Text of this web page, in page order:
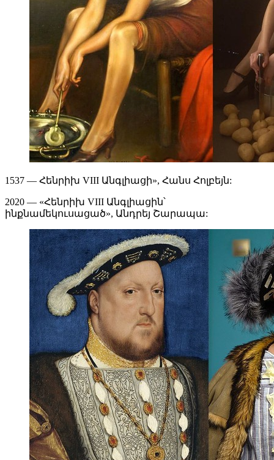
1537 — Հենրիխ VIII Անգլիացի», Հանս Հոլբեյն:
2020 — «Հենրիխ VIII Անգլիացին՝
ինքնամեկուսացած», Անդրեյ Շարապա: